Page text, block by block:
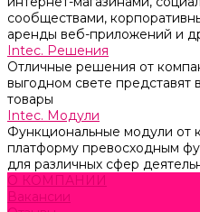
сообществами,
аренды веб-приложений и
Intec. Решения
Отличные решения от
выгодном свете представят
товары
Intec. Модули
Функциональные модули от
платформу превосходным
для различных сфер
О КОМПАНИИ
Вакансии